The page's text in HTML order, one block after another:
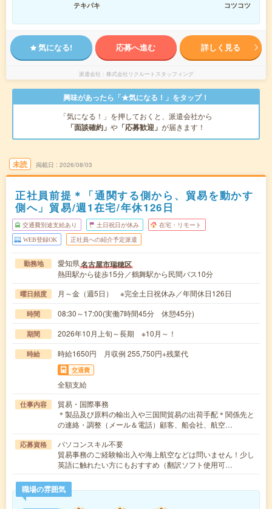
テキパキ
コツコツ
気になる! 応募へ進む 詳しく見る
派遣会社 株式会社リクルートスタッフィング
興味があったら「★気になる！」をタップ！
「気になる！」を押しておくと、派遣会社から
「面談確約」 や 「応募歓迎」 が届きます！
未読 掲載日 2026/08/03
正社員前提＊「通関する側から、貿易を動かす
側へ」貿易/週1在宅/年休126日
交通費別途支給あり 土日祝日が休み 在宅・リモート
WEB登録OK 正社員への紹介予定派遣
勤務地 愛知県名古屋市瑞穂区
熱田駅から徒歩15分／鶴舞駅から民間バス10分
曜日頻度 月～金（週5日） ※完全土日祝休み／年間休日126日
時間 08:30～17:00(実働7時間45分 休憩45分)
期間 2026年10月上旬～長期 ※10月～！
時給 時給1650円 月収例 255,750円+残業代
交通費
全額支給
仕事内容
貿易・国際事務
＊製品及び原料の輸出入や三国間貿易の出荷手配＊関係先と
の連絡・調整（メール＆電話）顧客、船会社、航空…
応募資格
パソコンスキル不要
貿易事務のご経験輸出入や海上航空などは問いません！少し
英語に触れたい方にもおすすめ（翻訳ソフト使用可…
職場の雰囲気